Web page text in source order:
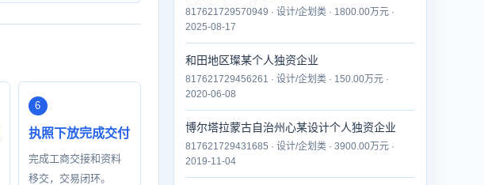
执照下放完成交付
完成工商交接和资料
移交，交易闭环。
817621729570949 · 设计/企划类 · 1800.00万元 ·
2025-08-17
和田地区璨某个人独资企业
817621729456261 · 设计/企划类 · 150.00万元 ·
2020-06-08
博尔塔拉蒙古自治州心某设计个人独资企业
817621729431685 · 设计/企划类 · 3900.00万元 ·
2019-11-04